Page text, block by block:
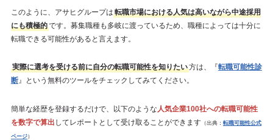
このように、アサヒグループは 転職市場における人気は高いながら中途採用
にも積極的です。募集職種も多岐に渡っているため、職種によっては十分に
転職できる可能性があると言えます。
実際に選考を受ける前に自分の転職可能性を知りたい方は、『転職可能性診
断』という無料のツールをチェックしてみてください。
簡単な経歴を登録するだけで、以下のような人気企業100社への転職可能性
を数字で算出 してレポートとして受け取ることができます（出典： 転職可能性公式
ページ）